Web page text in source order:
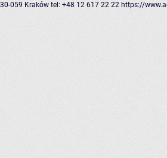
30-059 Kraków tel: +48 12 617 22 22 https://